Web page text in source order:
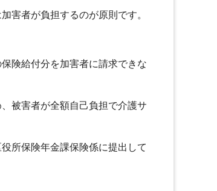
害者が負担するのが原則です。
険給付分を加害者に請求できな
被害者が全額自己負担で介護サ
所保険年金課保険係に提出して